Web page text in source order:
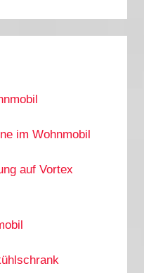
im Wohnmobil
auf Vortex